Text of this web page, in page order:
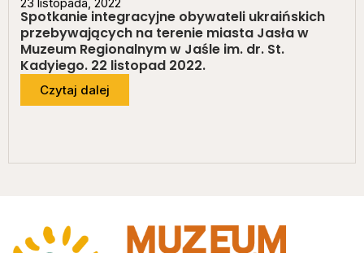
Spotkanie integracyjne obywateli ukraińskich
przebywających na terenie miasta Jasła w
Muzeum Regionalnym w Jaśle im. dr. St.
Kadyiego. 22 listopad 2022.
Czytaj dalej